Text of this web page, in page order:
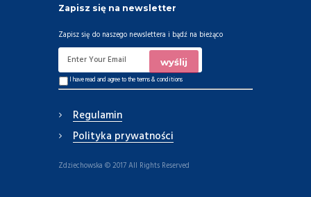
Zapisz się na newsletter
Zapisz się do naszego newslettera i bądź na bieżąco
I have read and agree to theterms & conditions
Regulamin
Polityka prywatności
Zdziechowska © 2017 All Rights Reserved